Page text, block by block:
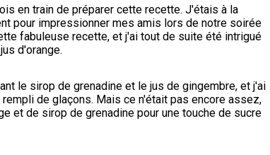
en train de préparer cette recette. J'étais à la
pour impressionner mes amis lors de notre soirée
fabuleuse recette, et j'ai tout de suite été intrigué
d'orange.
le sirop de grenadine et le jus de gingembre, et j'ai
de glaçons. Mais ce n'était pas encore assez,
et de sirop de grenadine pour une touche de sucre